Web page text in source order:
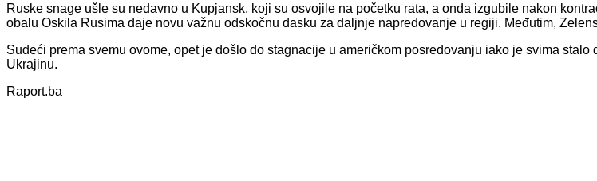
Ruske snage ušle su nedavno u Kupjansk, koji su osvojile na početku rata, a onda izgubile nakon
obalu Oskila Rusima daje novu važnu odskočnu dasku za daljnje napredovanje u regiji. Međutim,
Sudeći prema svemu ovome, opet je došlo do stagnacije u američkom posredovanju iako je svima
Ukrajinu.
Raport.ba